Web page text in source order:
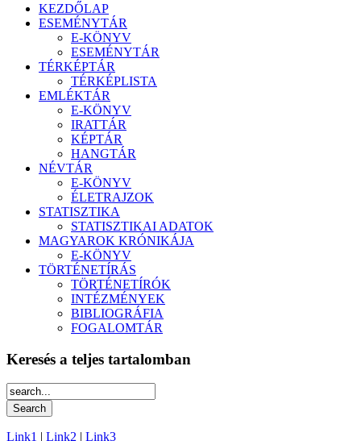
KEZDŐLAP
ESEMÉNYTÁR
E-KÖNYV
ESEMÉNYTÁR
TÉRKÉPTÁR
TÉRKÉPLISTA
EMLÉKTÁR
E-KÖNYV
IRATTÁR
KÉPTÁR
HANGTÁR
NÉVTÁR
E-KÖNYV
ÉLETRAJZOK
STATISZTIKA
STATISZTIKAI ADATOK
MAGYAROK KRÓNIKÁJA
E-KÖNYV
TÖRTÉNETÍRÁS
TÖRTÉNETÍRÓK
INTÉZMÉNYEK
BIBLIOGRÁFIA
FOGALOMTÁR
Keresés a teljes tartalomban
Link1 | Link2 | Link3